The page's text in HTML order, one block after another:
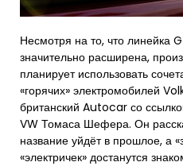
Несмотря на то, что линейка
значительно расширена,
планирует использовать
«горячих» электромобилей
британский Autocar со
VW Томаса Шефера. Он
название уйдёт в прошлое, а
«электричек» достанутся